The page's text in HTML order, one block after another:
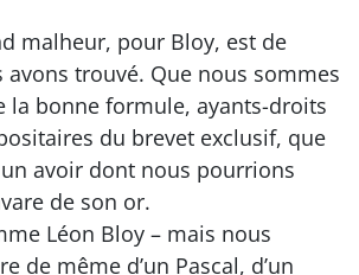
malheur, pour Bloy, est de
avons trouvé. Que nous sommes
la bonne formule, ayants-droits
du brevet exclusif, que
avoir dont nous pourrions
de son or.
Léon Bloy – mais nous
de même d’un Pascal, d’un